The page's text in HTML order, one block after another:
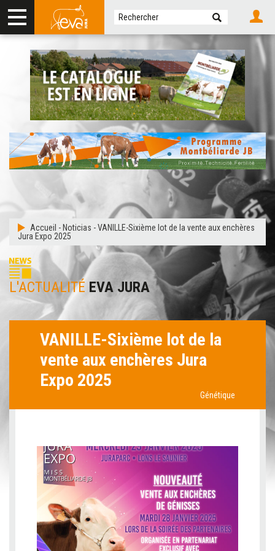
Accueil - Noticias -VANILLE-Sixième lot de la vente aux enchères
Jura Expo 2025
L'ACTUALITÉ EVA JURA
VANILLE-Sixième lot de la
vente aux enchères Jura
Expo 2025
Génétique